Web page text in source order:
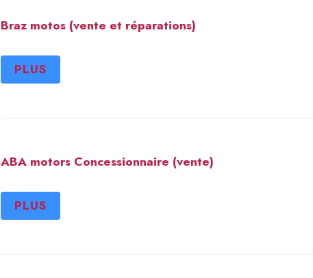
Braz motos (vente et réparations)
PLUS
ABA motors Concessionnaire (vente)
PLUS